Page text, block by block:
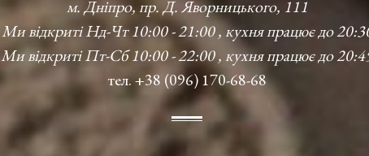
м. Дніпро, пр. Д. Яворницького, 111
Ми відкриті Нд-Чт 10:00 - 21:00 , кухня працює до
Ми відкриті Пт-Сб 10:00 - 22:00 , кухня працює до
тел. +38 (096) 170-68-68